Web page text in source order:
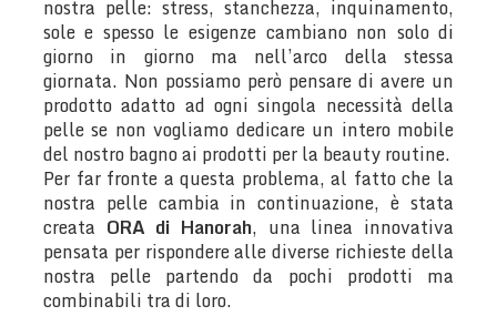
nostra pelle: stress, stanchezza, inquinamento,
sole e spesso le esigenze cambiano non solo di
giorno in giorno ma nell’arco della stessa
giornata. Non possiamo però pensare di avere un
prodotto adatto ad ogni singola necessità della
pelle se non vogliamo dedicare un intero mobile
del nostro bagno ai prodotti per la beauty routine.
Per far fronte a questa problema, al fatto che la
nostra pelle cambia in continuazione, è stata
creata ORA di Hanorah, una linea innovativa
pensata per rispondere alle diverse richieste della
nostra pelle partendo da pochi prodotti ma
combinabili tra di loro.